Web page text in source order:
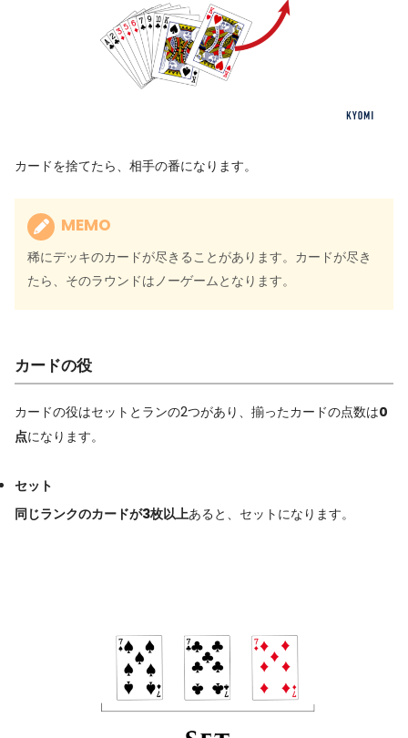
カードを捨てたら、相手の番になります。
MEMO
稀にデッキのカードが尽きることがあります。カードが尽き
たら、そのラウンドはノーゲームとなります。
カードの役
カードの役はセットとランの2つがあり、揃ったカードの点数は0
点になります。
セット
同じランクのカードが3枚以上あると、セットになります。